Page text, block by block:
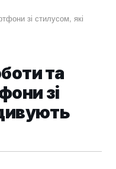
зі стилусом, які
та
зі